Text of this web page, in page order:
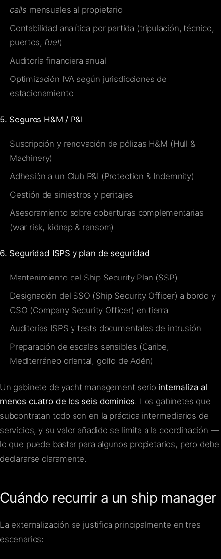
calls mensuales al propietario
Contabilidad analítica por partida (tripulación, técnico,
puertos, fuel)
Auditoría financiera anual
Optimización IVA según jurisdicciones de
estacionamiento
5. Seguros H&M / P&I
Suscripción y renovación de pólizas H&M (Hull &
Machinery)
Adhesión a un Club P&I (Protection & Indemnity)
Gestión de siniestros y peritajes
Asesoramiento sobre coberturas complementarias
(war risk, kidnap & ransom)
6. Seguridad ISPS y plan de seguridad
Mantenimiento del Ship Security Plan (SSP)
Designación del SSO (Ship Security Officer) a bordo y
CSO (Company Security Officer) en tierra
Auditorías ISPS y tests documentales de intrusión
Preparación de escalas sensibles (Caribe,
Mediterráneo oriental, golfo de Adén)
Un gabinete de yacht management serio internaliza al
menos cuatro de los seis dominios. Los gabinetes que
subcontratan todo son en la práctica intermediarios de
servicios, y su valor añadido se limita a la coordinación —
lo que puede bastar para algunos propietarios, pero debe
declararse claramente.
Cuándo recurrir a un ship manager
La externalización se justifica principalmente en tres
escenarios: